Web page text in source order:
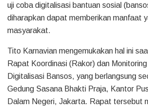
uji coba digitalisasi bantuan sosial
diharapkan dapat memberikan manfaat
masyarakat.
Tito Karnavian mengemukakan hal ini
Rapat Koordinasi (Rakor) dan
Digitalisasi Bansos, yang berlangsung
Gedung Sasana Bhakti Praja, Kantor
Dalam Negeri, Jakarta. Rapat tersebut